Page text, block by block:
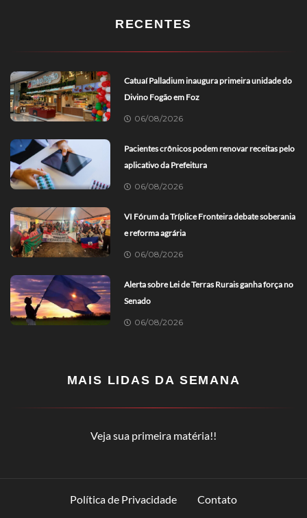
RECENTES
Catuaí Palladium inaugura primeira unidade do
Divino Fogão em Foz
06/08/2026
Pacientes crônicos podem renovar receitas pelo
aplicativo da Prefeitura
06/08/2026
VI Fórum da Tríplice Fronteira debate soberania
e reforma agrária
06/08/2026
Alerta sobre Lei de Terras Rurais ganha força no
Senado
06/08/2026
MAIS LIDAS DA SEMANA
Veja sua primeira matéria!!
Política de Privacidade Contato